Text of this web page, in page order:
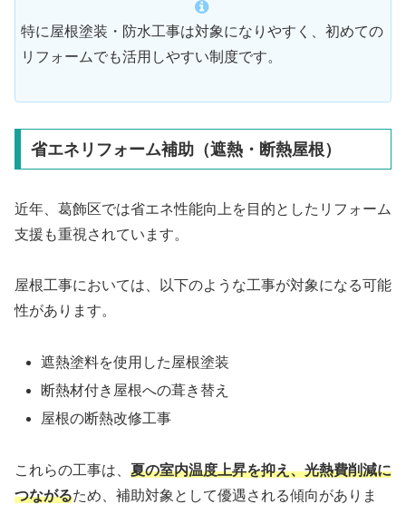
特に屋根塗装・防水工事は対象になりやすく、初めての
リフォームでも活用しやすい制度です。
省エネリフォーム補助（遮熱・断熱屋根）
近年、葛飾区では省エネ性能向上を目的としたリフォーム
支援も重視されています。
屋根工事においては、以下のような工事が対象になる可能
性があります。
遮熱塗料を使用した屋根塗装
断熱材付き屋根への葺き替え
屋根の断熱改修工事
これらの工事は、 夏の室内温度上昇を抑え、光熱費削減に
つながるため、補助対象として優遇される傾向がありま